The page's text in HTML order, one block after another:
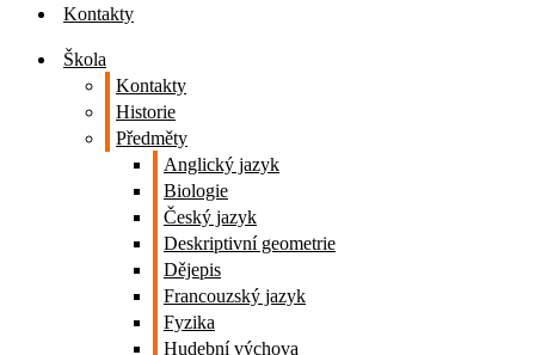
Kontakty
Škola
Kontakty
Historie
Předměty
Anglický jazyk
Biologie
Český jazyk
Deskriptivní geometrie
Dějepis
Francouzský jazyk
Fyzika
Hudební výchova